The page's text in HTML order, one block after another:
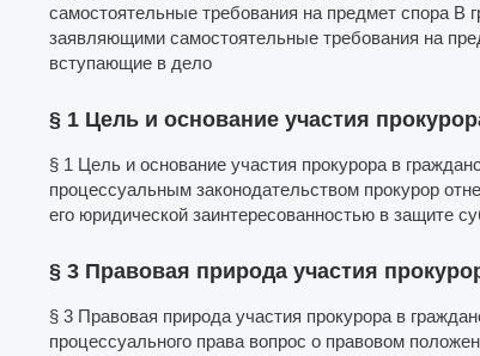
самостоятельные требования на предмет спора В
заявляющими самостоятельные требования на
вступающие в дело
§ 1 Цель и основание участия
§ 1 Цель и основание участия прокурора в
процессуальным законодательством прокурор
его юридической заинтересованностью в защите
§ 3 Правовая природа участия
§ 3 Правовая природа участия прокурора в
процессуального права вопрос о правовом